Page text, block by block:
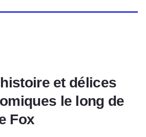
et délices
le long de
Fox